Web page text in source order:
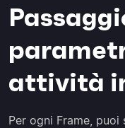
attività
Per ogni Frame,